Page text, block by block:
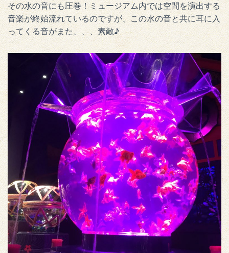
その水の音にも圧巻！ミュージアム内では空間を演出する
音楽が終始流れているのですが、この水の音と共に耳に入
ってくる音がまた、、、素敵♪